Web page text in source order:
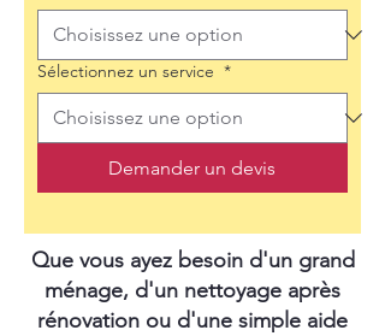
Sélectionnez un service *
Demander un devis
Que vous ayez besoin d'un grand
ménage, d'un nettoyage après
rénovation ou d'une simple aide